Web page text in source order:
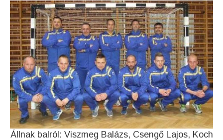
Állnak balról: Viszmeg Balázs, Csengő Lajos, Koch